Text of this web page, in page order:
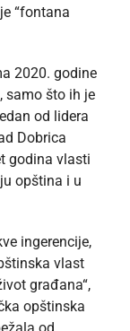
“fontana
2020. godine
samo što ih je
od lidera
Dobrica
godina vlasti
opština i u
ingerencije,
vlast
građana“,
opštinska